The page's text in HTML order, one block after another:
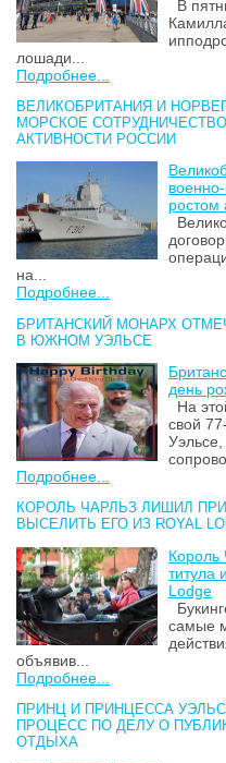
В
лошади...
Подробнее...
ВЕЛИКОБРИТАНИЯ И
МОРСКОЕ
АКТИВНОСТИ РОССИИ
ростом
на...
Подробнее...
БРИТАНСКИЙ МОНАРХ
В ЮЖНОМ УЭЛЬСЕ
день
На
свой
Уэльсе,
Подробнее...
КОРОЛЬ ЧАРЛЬЗ ЛИШИЛ
ВЫСЕЛИТЬ ЕГО ИЗ ROYAL
титула
Lodge
самые
объявив...
Подробнее...
ПРИНЦ И ПРИНЦЕССА
ПРОЦЕСС ПО ДЕЛУ О
ОТДЫХА